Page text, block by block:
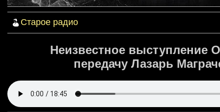
Старое радио
Неизвестное выступление
передачу Лазарь